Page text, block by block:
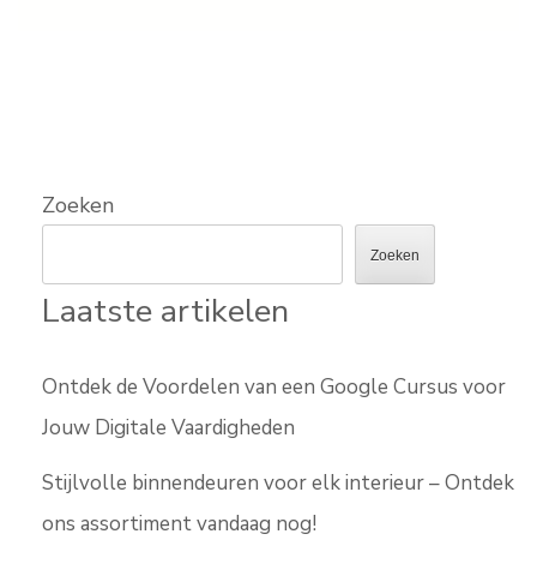
Zoeken
Zoeken
Laatste artikelen
Ontdek de Voordelen van een Google Cursus voor
Jouw Digitale Vaardigheden
Stijlvolle binnendeuren voor elk interieur – Ontdek
ons assortiment vandaag nog!